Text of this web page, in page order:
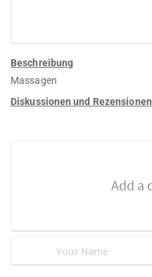
Beschreibung
Massagen
Diskussionen und Rezensionen